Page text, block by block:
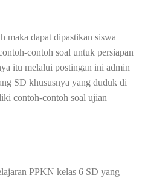
maka dapat dipastikan siswa
contoh soal untuk persiapan
itu melalui postingan ini admin
SD khususnya yang duduk di
contoh-contoh soal ujian
PPKN kelas 6 SD yang